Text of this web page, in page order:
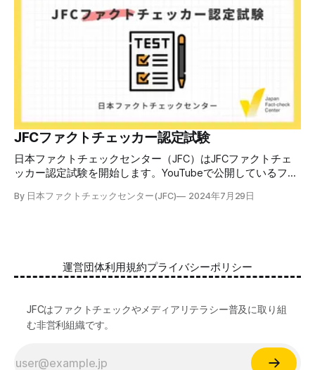
の日本での影響を調べた2万人調査の紹介や、間違った情報
を信じてしまう背景にある人間のバイアス、大規模に拡散す
るSNSアルゴリズムなどを解説しています。 実践編では、画
像や動画や生成AIなど、偽・誤情報をどのように検証したら
良いかをJFCが検証してきた事例から具体的に学びます。
JFCファクトチェッカー認定試験を開始 2024年7月29日か
ら、これらの内容について習熟度を確認するJFCファクトチ
ェッカー認定試験を開始します。誰でもいつでも受験可能で
す（2024年度中は受験料1000円、2025年度から2000円）。
合格者には様々な技能をデジタル証明するオープンバッジ・
ネットワークを活用して、JFCファクトチェッカーの認定証
を発行します。 JFCファクトチェッカー認定試験
JFCファクトチェッカー認定試験
日本ファクトチェックセンター（JFC）はJFCファクトチェ
ッカー認定試験を開始します。YouTubeで公開しているファ
す。 拡散する偽・誤情報から身を守るために 偽・誤情報の
情報を51.5%の割合で「正しいと思う」と答え、「誤ってい
によって、それが自分の感覚に近ければ「正しい」と受け取
る傾向がある。インターネットはその傾向を増幅する。 だ
知識が誰にとっても必須です。 JFCファクトチェック講座と
By 日本ファクトチェックセンター(JFC) 2024年7月29日
運営団体利用規約プライバシーポリシー
JFCはファクトチェックやメディアリテラシー普及に取り組
む非営利組織です。